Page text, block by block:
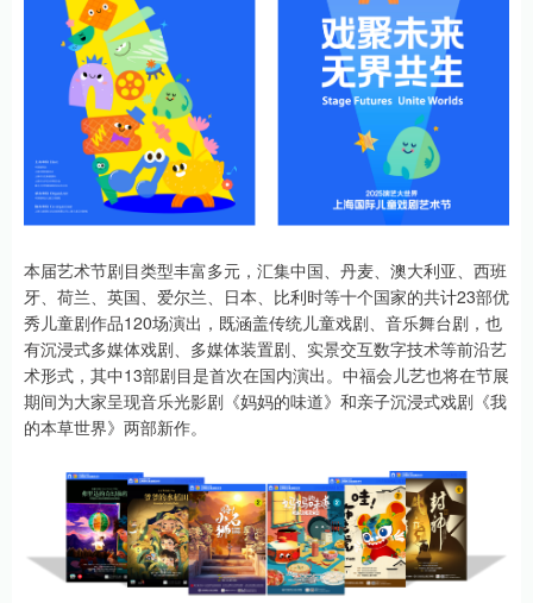
本届艺术节剧目类型丰富多元，汇集中国、丹麦、澳大利亚、西班
牙、荷兰、英国、爱尔兰、日本、比利时等十个国家的共计23部优
秀儿童剧作品120场演出，既涵盖传统儿童戏剧、音乐舞台剧，也
有沉浸式多媒体戏剧、多媒体装置剧、实景交互数字技术等前沿艺
术形式，其中13部剧目是首次在国内演出。中福会儿艺也将在节展
期间为大家呈现音乐光影剧《妈妈的味道》和亲子沉浸式戏剧《我
的本草世界》两部新作。